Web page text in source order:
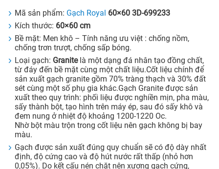
Mã sản phẩm: Gạch Royal 60×60 3D-699233
Kích thước: 60×60 cm
Bề mặt: Men khô – Tính năng ưu việt : chống nồm,
chống trơn trượt, chống sấp bóng.
Loại gạch: Granitelà một dạng đá nhân tạo đồng chất,
từ đáy đến bề mặt cùng một chất liệu.Cốt liệu chính để
sản xuất gạch granite gồm 70% tràng thạch và 30% đất
sét cùng một số phụ gia khác.Gạch Granite được sản
xuất theo quy trình: phối liệu được nghiền mịn, pha màu,
sấy thành bột, tạo hình trên máy ép, sau đó sấy khô và
đem nung ở nhiệt độ khoảng 1200-1220 Oc.
Nhờ bột màu trộn trong cốt liệu nên gạch không bị bay
màu.
Gạch được sản xuất đúng quy chuẩn sẽ có độ dày nhất
định, độ cứng cao và độ hút nước rất thấp (nhỏ hơn
0,05%). Do kết cấu nén chặt nên xương gạch cứng,